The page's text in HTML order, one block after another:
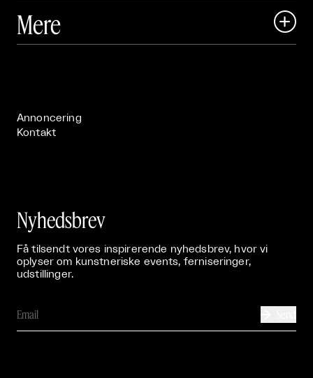
 Art Matter Festival
Mere 
Annoncering
Kontakt
Nyhedsbrev
Få tilsendt vores inspirerende nyhedsbrev, hvor vi
oplyser om kunstneriske events, ferniseringer,
udstillinger.